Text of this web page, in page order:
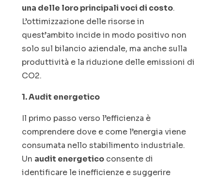
una delle loro principali voci di costo.
L’ottimizzazione delle risorse in
quest’ambito incide in modo positivo non
solo sul bilancio aziendale, ma anche sulla
produttività e la riduzione delle emissioni di
CO2.
1. Audit energetico
Il primo passo verso l’efficienza è
comprendere dove e come l’energia viene
consumata nello stabilimento industriale.
Un audit energeticoconsente di
identificare le inefficienze e suggerire